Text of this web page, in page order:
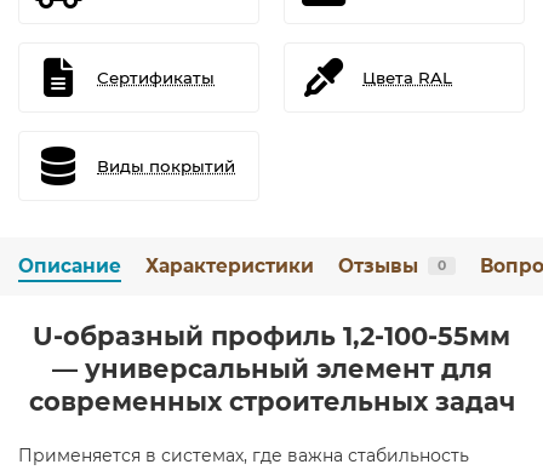
Сертификаты Цвета RAL
Виды покрытий
Описание Характеристики Отзывы 0
U-образный профиль 1,2-100-55мм
— универсальный элемент для
современных строительных задач
Применяется в системах, где важна стабильность